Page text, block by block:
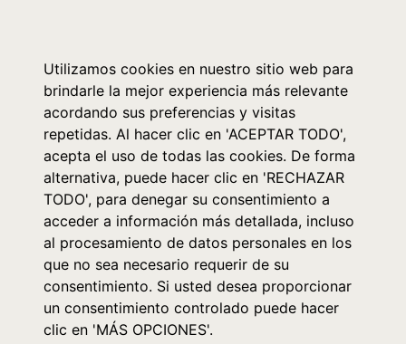
Utilizamos cookies en nuestro sitio web para
brindarle la mejor experiencia más relevante
acordando sus preferencias y visitas
repetidas. Al hacer clic en 'ACEPTAR TODO',
acepta el uso de todas las cookies. De forma
alternativa, puede hacer clic en 'RECHAZAR
TODO', para denegar su consentimiento a
acceder a información más detallada, incluso
al procesamiento de datos personales en los
que no sea necesario requerir de su
consentimiento. Si usted desea proporcionar
un consentimiento controlado puede hacer
clic en 'MÁS OPCIONES'.